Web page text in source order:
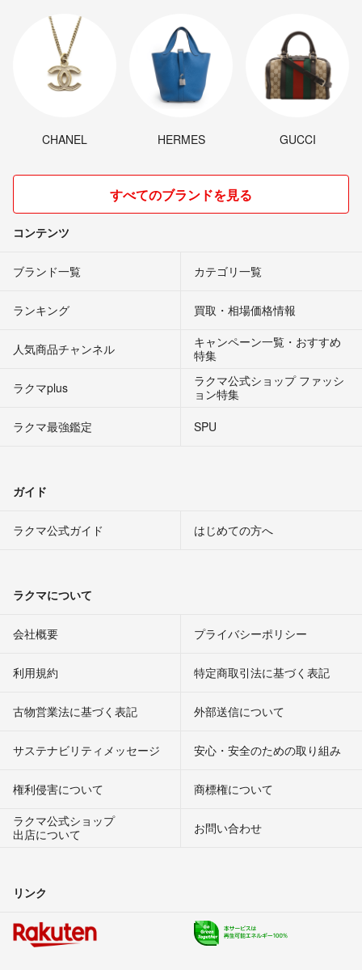
CHANEL HERMES GUCCI
すべてのブランドを見る
コンテンツ
ブランド一覧 カテゴリ一覧
ランキング 買取・相場価格情報
人気商品チャンネル
キャンペーン一覧・おすすめ
特集
ラクマplus
ラクマ公式ショップ ファッシ
ョン特集
ラクマ最強鑑定
SPU
ガイド
ラクマ公式ガイド はじめての方へ
ラクマについて
会社概要 プライバシーポリシー
利用規約 特定商取引法に基づく表記
古物営業法に基づく表記 外部送信について
サステナビリティメッセージ 安心・安全のための取り組み
権利侵害について
商標権について
ラクマ公式ショップ
出店について
お問い合わせ
リンク